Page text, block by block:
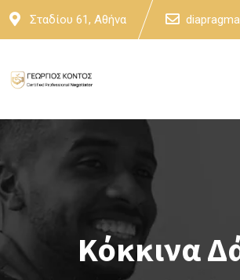
Skip
Σταδίου 61, Αθήνα
Κόκκινα